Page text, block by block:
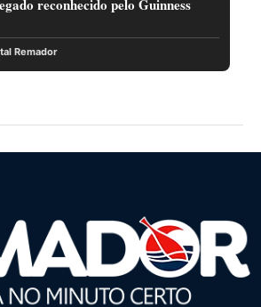
reconhecido pelo Guinness
Remador